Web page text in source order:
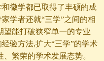
徽学都已取得了丰硕的成
学者还就“三学”之间的相
望能打破狭窄单一的专业
验方法,扩大“三学”的学术
繁荣的学术发展态势。